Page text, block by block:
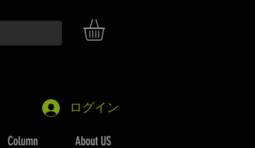
ログイン
Column About US